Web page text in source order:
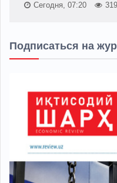
Сегодня, 07:20 319
Подписаться на